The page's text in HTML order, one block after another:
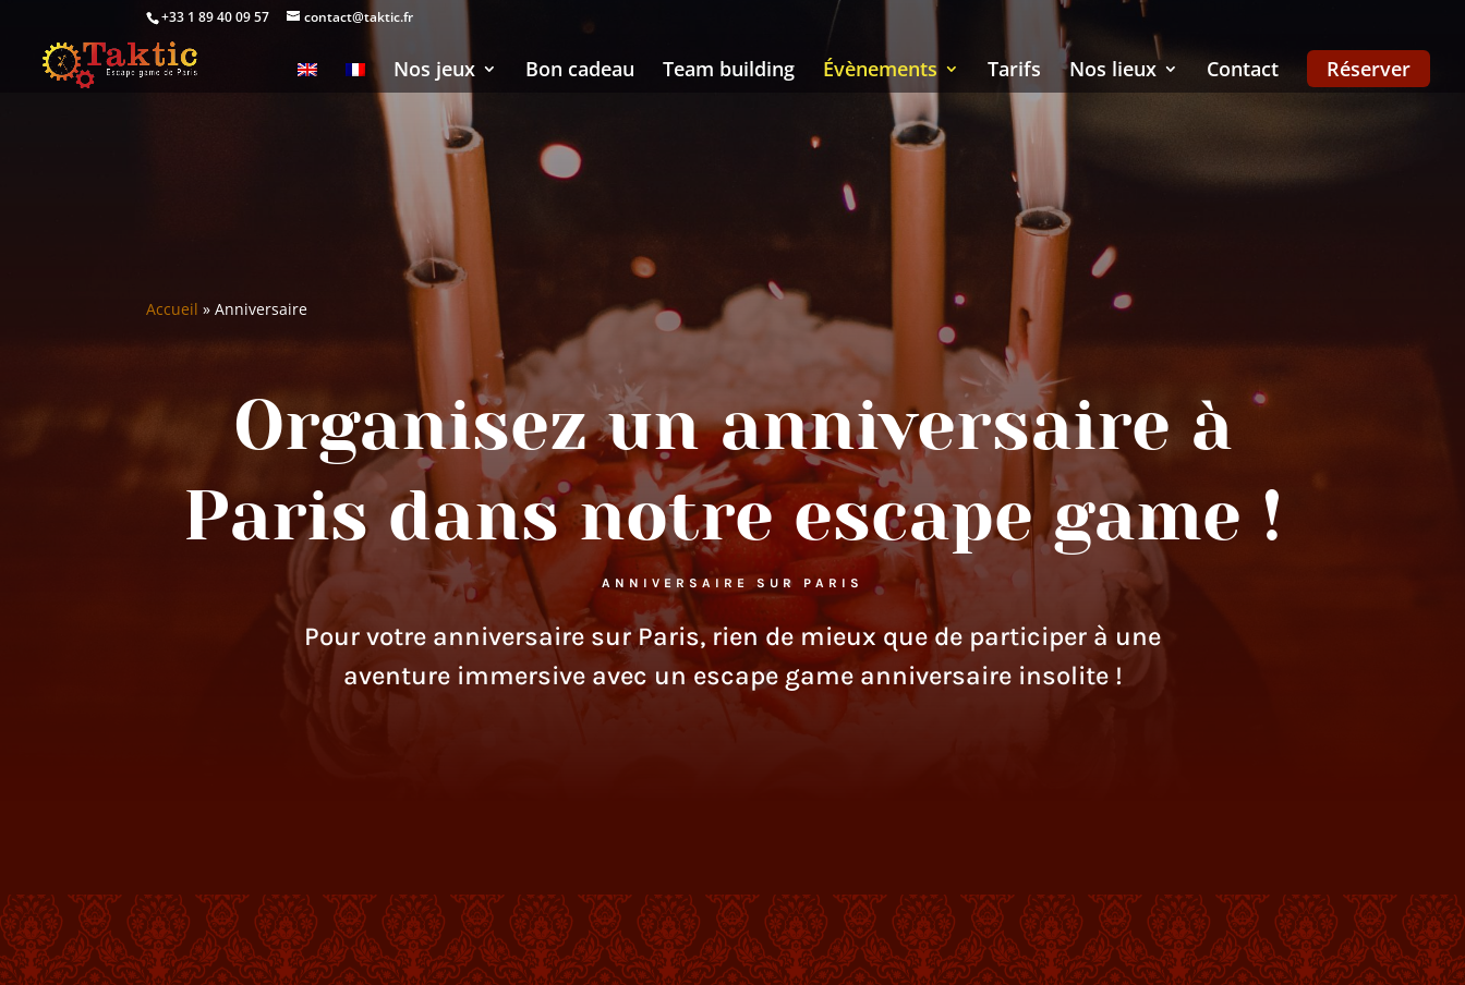
+33 1 89 40 09 57 contact@taktic.fr
Nos jeux Bon cadeau Team building Évènements Tarifs Nos lieux Contact Réserver
Accueil »Anniversaire
Organisez un anniversaire à
Paris dans notre escape game !
ANNIVERSAIRE SUR PARIS
Pour votre anniversaire sur Paris, rien de mieux que de participer à une
aventure immersive avec un escape game anniversaire insolite !